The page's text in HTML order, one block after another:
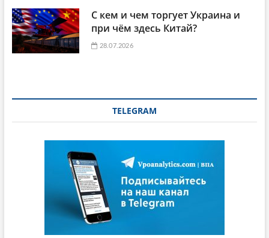
С кем и чем торгует Украина и
при чём здесь Китай?
28.07.2026
TELEGRAM